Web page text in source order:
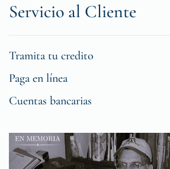
Servicio al Cliente
Tramita tu credito
Paga en línea
Cuentas bancarias